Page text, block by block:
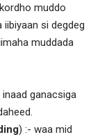
muddo
iibiyaan si degdeg
muddada
ganacsiga
) :- waa mid